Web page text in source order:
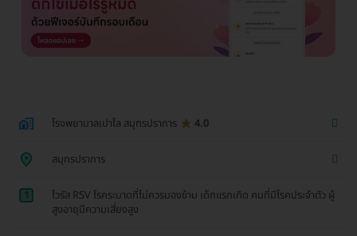
โรงพยาบาลเปาโล สมุทรปราการ 4.0
สมุทรปราการ
1
ไวรัส RSV โรคระบาดที่ไม่ควรมองข้าม เด็กแรกเกิด คนที่มีโรคประจำตัว ผู้
สูงอายุมีความเสี่ยงสูง